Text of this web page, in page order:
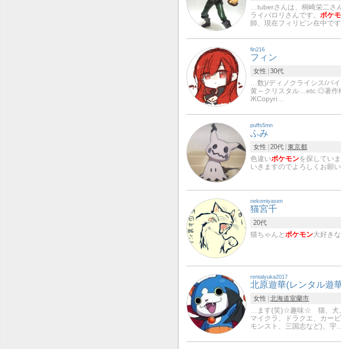
…tuberさんは、桐崎栄二さ
ライバロリさんです。 ポケ
師、現在フィリピン在中です
fin216
フィン
女性
30代
…数)/ディノクライシス/バ
黄～クリスタル…etc.◎著作
ЖCopyri…
puffs5mn
ふみ
女性 20代 東京都
色違いポケモンを探してい
いきますのでよろしくお願
nekomiyasen
猫宮千
20代
猫ちゃんと ポケモン大好き
rentalyuka2017
北原遊華(レンタル遊
女性 北海道室蘭市
…ます(笑)☆趣味☆ 猫、犬
マイクラ、ドラクエ、カー
モンスト、三国志など)、宇